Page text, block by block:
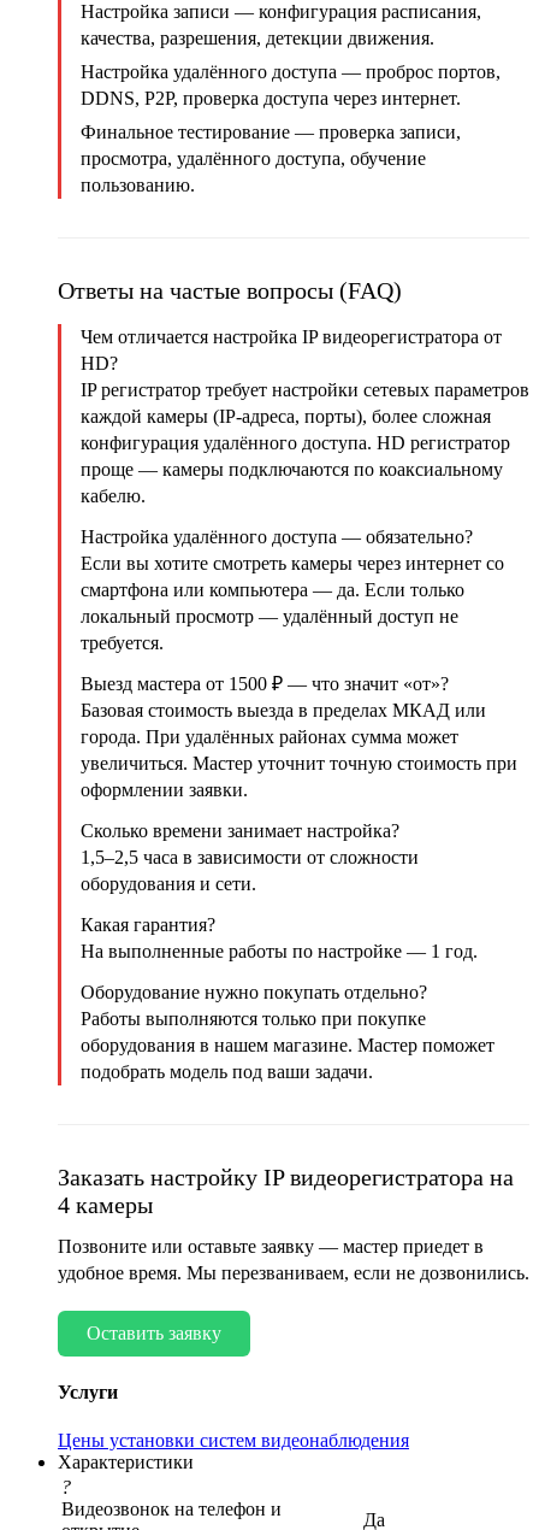
Настройка записи — конфигурация расписания,
качества, разрешения, детекции движения.
Настройка удалённого доступа — проброс портов,
DDNS, P2P, проверка доступа через интернет.
Финальное тестирование — проверка записи,
просмотра, удалённого доступа, обучение
пользованию.
Ответы на частые вопросы (FAQ)
Чем отличается настройка IP видеорегистратора от
HD?
IP регистратор требует настройки сетевых параметров
каждой камеры (IP-адреса, порты), более сложная
конфигурация удалённого доступа. HD регистратор
проще — камеры подключаются по коаксиальному
кабелю.
Настройка удалённого доступа — обязательно?
Если вы хотите смотреть камеры через интернет со
смартфона или компьютера — да. Если только
локальный просмотр — удалённый доступ не
требуется.
Выезд мастера от 1500 ₽ — что значит «от»?
Базовая стоимость выезда в пределах МКАД или
города. При удалённых районах сумма может
увеличиться. Мастер уточнит точную стоимость при
оформлении заявки.
Сколько времени занимает настройка?
1,5–2,5 часа в зависимости от сложности
оборудования и сети.
Какая гарантия?
На выполненные работы по настройке — 1 год.
Оборудование нужно покупать отдельно?
Работы выполняются только при покупке
оборудования в нашем магазине. Мастер поможет
подобрать модель под ваши задачи.
Заказать настройку IP видеорегистратора на
4 камеры
Позвоните или оставьте заявку — мастер приедет в
удобное время. Мы перезваниваем, если не дозвонились.
Оставить заявку
Услуги
Цены установки систем видеонаблюдения
Характеристики
?
Видеозвонок на телефон и
Да